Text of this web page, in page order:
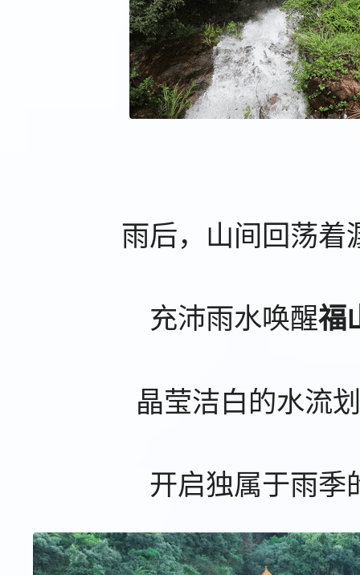
雨后，山间回荡着
充沛雨水唤醒福
晶莹洁白的水流
开启独属于雨季